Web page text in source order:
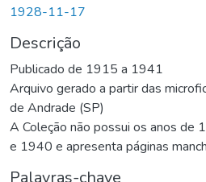
1928-11-17
Descrição
Publicado de 1915 a 1941
Arquivo gerado a partir das
de Andrade (SP)
A Coleção não possui os anos
e 1940 e apresenta páginas
Palavras-chave